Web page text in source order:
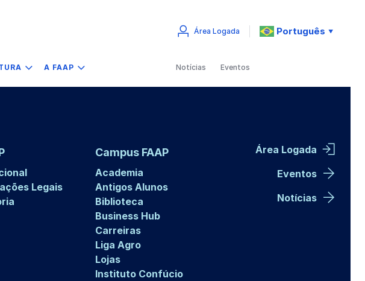
A FAAP
Área Logada Português ▼
Notícias Eventos
Legais
Campus FAAP
Academia
Antigos Alunos
Biblioteca
Business Hub
Carreiras
Liga Agro
Lojas
Instituto Confúcio
Área Logada
Eventos
Notícias